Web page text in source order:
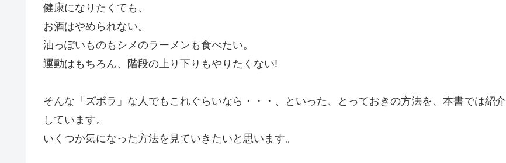
健康になりたくても、
お酒はやめられない。
油っぽいものもシメのラーメンも食べたい。
運動はもちろん、階段の上り下りもやりたくない!
そんな「ズボラ」な人でもこれぐらいなら・・・、といった、とっておきの方法を、本書では紹介
しています。
いくつか気になった方法を見ていきたいと思います。